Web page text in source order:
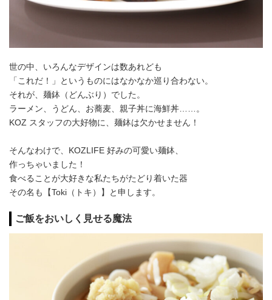
世の中、いろんなデザインは数あれども
「これだ！」というものにはなかなか巡り合わない。
それが、麺鉢（どんぶり）でした。
ラーメン、うどん、お蕎麦、親子丼に海鮮丼……。
KOZ スタッフの大好物に、麺鉢は欠かせません！
そんなわけで、KOZLIFE 好みの可愛い麺鉢、
作っちゃいました！
食べることが大好きな私たちがたどり着いた器
その名も【Toki（トキ）】と申します。
ご飯をおいしく見せる魔法